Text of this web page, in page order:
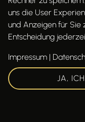
individuellen
Behandlung so
gestalten.
Bitte komm zur
damit die
Während des
uns die User
und Anzeigen für Sie
Entscheidung
Impressum |
JA,